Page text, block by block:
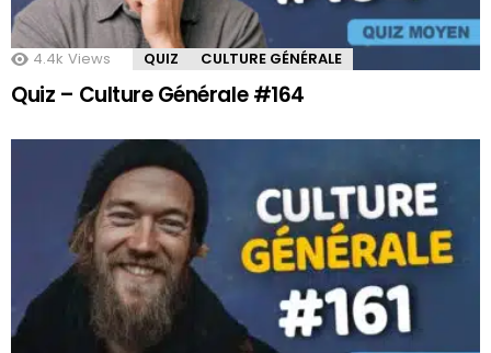
4.4k Views QUIZ CULTURE GÉNÉRALE
Quiz – Culture Générale #164